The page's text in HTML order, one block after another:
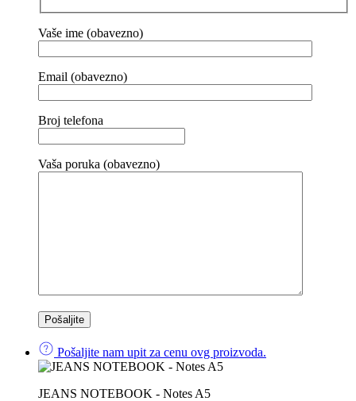
Vaše ime (obavezno)
Email (obavezno)
Broj telefona
Vaša poruka (obavezno)
Pošaljite nam upit za cenu ovg proizvoda.
JEANS NOTEBOOK - Notes A5